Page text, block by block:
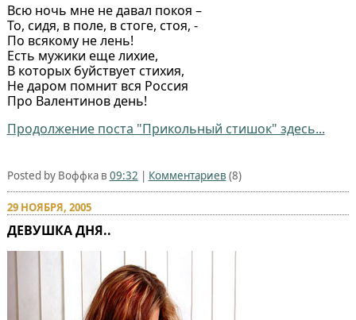
Всю ночь мне не давал покоя –
То, сидя, в поле, в стоге, стоя, -
По всякому не лень!
Есть мужики еще лихие,
В которых буйствует стихия,
Не даром помнит вся Россия
Про Валентинов день!
Продолжение поста "Прикольный стишок" здесь...
Posted by Воффка в 09:32 | Комментариев (8)
29 НОЯБРЯ, 2005
ДЕВУШКА ДНЯ..